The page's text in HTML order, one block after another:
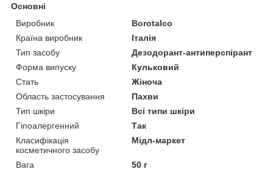
Основні
Виробник
Borotalco
Країна виробник
Італія
Тип засобу
Дезодорант-антиперспірант
Форма випуску
Кульковий
Стать
Жіноча
Область застосування
Пахви
Тип шкіри
Всі типи шкіри
Гіпоалергенний
Так
Класифікація
косметичного засобу
Мідл-маркет
Вага
50 г